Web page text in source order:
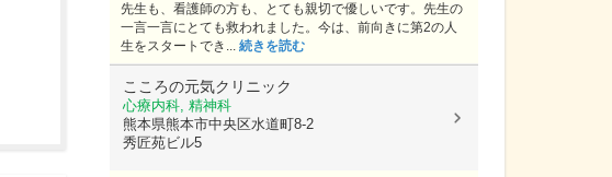
先生も、看護師の方も、とても親切で優しいです。先生の
一言一言にとても救われました。今は、前向きに第2の人
生をスタートでき... 続きを読む
こころの元気クリニック
心療内科, 精神科
熊本県熊本市中央区水道町8-2
秀匠苑ビル5